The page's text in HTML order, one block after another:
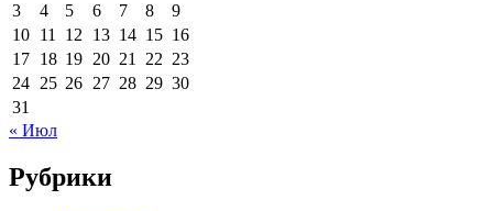
3
4 5 6 7 8
9
10 11 12 13 14 15 16
17 18 19 20 21 22 23
24 25 26 27 28 29 30
31
« Июл
Рубрики